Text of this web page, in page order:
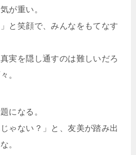
が重い。
と笑顔で、みんなをもてなす
実を隠し通すのは難しいだろ
。
になる。
ゃない？」と、友美が踏み出
。